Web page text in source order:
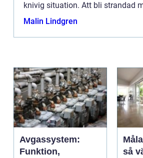
knivig situation. Att bli strandad
vara b&ari...
Malin Lindgren
Avgassystem:
Funktion,
så